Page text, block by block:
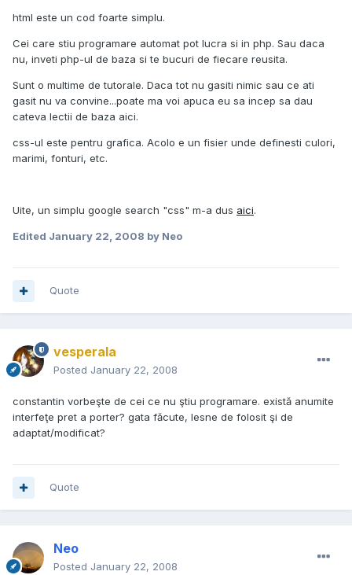
html este un cod foarte simplu.
Cei care stiu programare automat pot lucra si in php. Sau daca
nu, inveti php-ul de baza si te bucuri de fiecare reusita.
Sunt o multime de tutorale. Daca tot nu gasiti nimic sau ce ati
gasit nu va convine...poate ma voi apuca eu sa incep sa dau
cateva lectii de baza aici.
css-ul este pentru grafica. Acolo e un fisier unde definesti culori,
marimi, fonturi, etc.
Uite, un simplu google search "css" m-a dus aici.
Edited January 22, 2008 by Neo
Quote
vesperala
Posted January 22, 2008
constantin vorbeşte de cei ce nu ştiu programare. există anumite
interfeţe pret a porter? gata făcute, lesne de folosit şi de
adaptat/modificat?
Quote
Neo
Posted January 22, 2008